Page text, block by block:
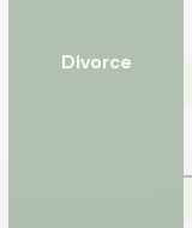
Divorce